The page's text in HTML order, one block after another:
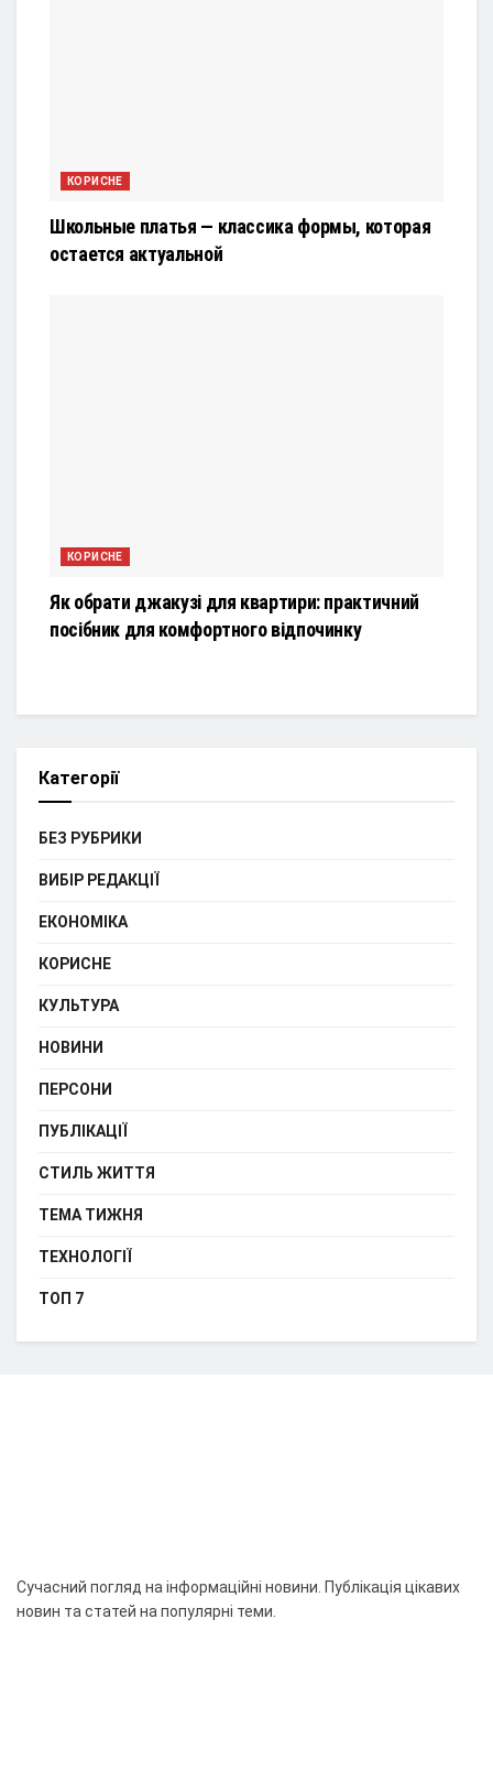
КОРИСНЕ
Школьные платья — классика формы, которая
остается актуальной
КОРИСНЕ
Як обрати джакузі для квартири: практичний
посібник для комфортного відпочинку
Категорії
БЕЗ РУБРИКИ
ВИБІР РЕДАКЦІЇ
ЕКОНОМІКА
КОРИСНЕ
КУЛЬТУРА
НОВИНИ
ПЕРСОНИ
ПУБЛІКАЦІЇ
СТИЛЬ ЖИТТЯ
ТЕМА ТИЖНЯ
ТЕХНОЛОГІЇ
ТОП 7
Сучасний погляд на інформаційні новини. Публікація цікавих
новин та статей на популярні теми.